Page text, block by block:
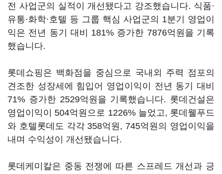
전 사업군의 실적이 개선됐다고 강조했습니다. 식품·
유통·화학·호텔 등 그룹 핵심 사업군의 1분기 영업이
익은 전년 동기 대비 181% 증가한 7876억원을 기록
했습니다.
롯데쇼핑은 백화점을 중심으로 국내외 주력 점포의
견조한 성장세에 힘입어 영업이익이 전년 동기 대비
71% 증가한 2529억원을 기록했습니다. 롯데건설은
영업이익이 504억원으로 1226% 늘었고, 롯데웰푸드
와 호텔롯데도 각각 358억원, 745억원의 영업이익을
내며 수익성이 개선됐습니다.
롯데케미칼은 중동 전쟁에 따른 스프레드 개선과 긍